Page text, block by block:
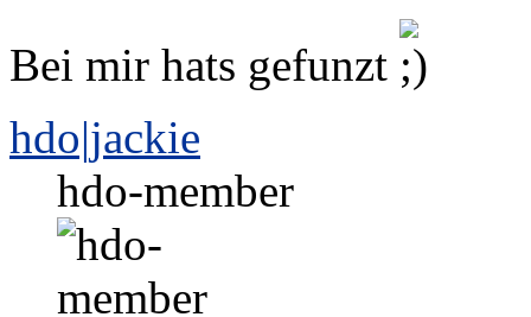
Bei mir hats gefunzt
hdo|jackie
hdo-member